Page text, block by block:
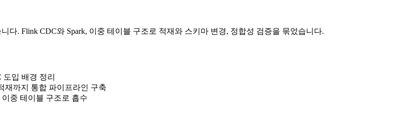
다. Flink CDC와 Spark, 이중 테이블 구조로 적재와 스키마 변경, 정합성 검증을 묶었습니다.
입 배경 정리
재까지 통합 파이프라인 구축
이중 테이블 구조로 흡수